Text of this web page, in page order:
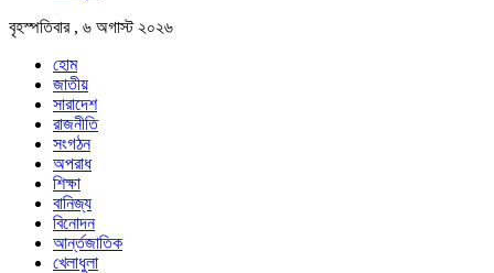
বৃহস্পতিবার , ৬ অগাস্ট ২০২৬
হোম
জাতীয়
সারাদেশ
রাজনীতি
সংগঠন
অপরাধ
শিক্ষা
বানিজ্য
বিনোদন
আর্ন্তজাতিক
খেলাধুলা